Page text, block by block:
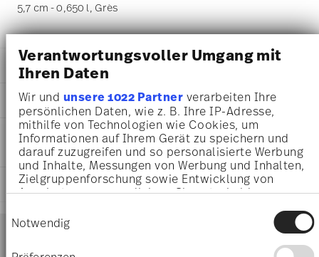
Verantwortungsvoller Umgang mit
Ihren Daten
Wir und unsere 1022 Partnerverarbeiten Ihre
persönlichen Daten, wie z. B. Ihre IP-Adresse,
mithilfe von Technologien wie Cookies, um
Informationen auf Ihrem Gerät zu speichern und
darauf zuzugreifen und so personalisierte Werbung
und Inhalte, Messungen von Werbung und Inhalten,
Zielgruppenforschung sowie Entwicklung von
Angeboten zu ermöglichen. Sie entscheiden
Sie können Ihre Einwilligung jederzeit über die
Cookie-Erklärung oder durch Klicken auf das
Privacy Trigger Symbol ändern oder widerrufen
Notwendig
5,7 cm - 0,650 l, Grès
DÉTAILS
Joyn
Ash
Grès
Ash
24120-405301-60713
4012438573748
CN
DIMENSIONS
16,40 cm
16,40 cm
16,40 cm
5,70 cm
0.65 l
INSTRUCTIONS D'ENTRETIEN ET DE
SÉCURITÉ
EXPÉDITION ET RETOURS
Footer
Services